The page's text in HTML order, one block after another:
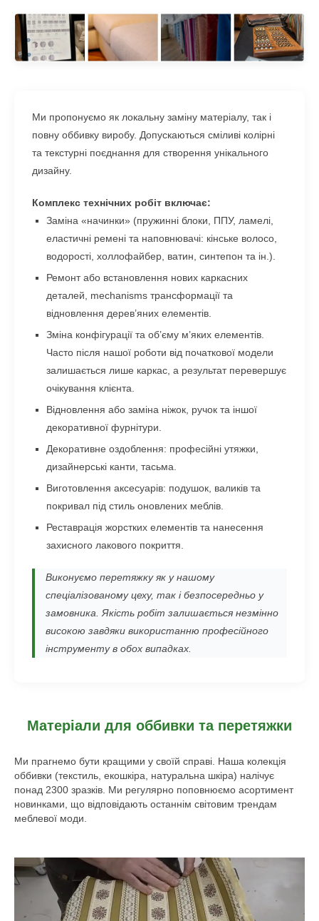
Ми пропонуємо як локальну заміну матеріалу, так і
повну оббивку виробу. Допускаються сміливі колірні
та текстурні поєднання для створення унікального
дизайну.
Комплекс технічних робіт включає:
Заміна «начинки» (пружинні блоки, ППУ, ламелі,
еластичні ремені та наповнювачі: кінське волосо,
водорості, холлофайбер, ватин, синтепон та ін.).
Ремонт або встановлення нових каркасних
деталей, mechanisms трансформації та
відновлення дерев’яних елементів.
Зміна конфігурації та об’єму м’яких елементів.
Часто після нашої роботи від початкової модели
залишається лише каркас, а результат перевершує
очікування клієнта.
Відновлення або заміна ніжок, ручок та іншої
декоративної фурнітури.
Декоративне оздоблення: професійні утяжки,
дизайнерські канти, тасьма.
Виготовлення аксесуарів: подушок, валиків та
покривал під стиль оновлених меблів.
Реставрація жорстких елементів та нанесення
захисного лакового покриття.
Виконуємо перетяжку як у нашому
спеціалізованому цеху, так і безпосередньо у
замовника. Якість робіт залишається незмінно
високою завдяки використанню професійного
інструменту в обох випадках.
Матеріали для оббивки та перетяжки
Ми прагнемо бути кращими у своїй справі. Наша колекція
оббивки (текстиль, екошкіра, натуральна шкіра) налічує
понад 2300 зразків. Ми регулярно поповнюємо асортимент
новинками, що відповідають останнім світовим трендам
меблевої моди.